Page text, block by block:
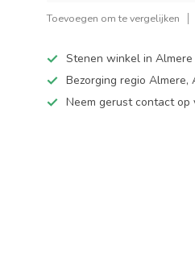
Toevoegen om te vergelijken
Stenen winkel in
Bezorging regio
Neem gerust contact op